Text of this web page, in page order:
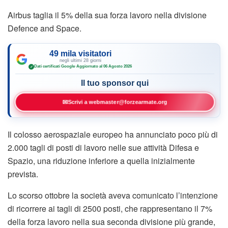
Airbus taglia il 5% della sua forza lavoro nella divisione
Defence and Space.
49 mila visitatori
negli ultimi 28 giorni
✓ Dati certificati Google·Aggiornato al 06 Agosto 2026
Il tuo sponsor qui
✉Scrivi a webmaster@forzearmate.org
Il colosso aerospaziale europeo ha annunciato poco più di
2.000 tagli di posti di lavoro nelle sue attività Difesa e
Spazio, una riduzione inferiore a quella inizialmente
prevista.
Lo scorso ottobre la società aveva comunicato l’intenzione
di ricorrere ai tagli di 2500 posti, che rappresentano il 7%
della forza lavoro nella sua seconda divisione più grande,